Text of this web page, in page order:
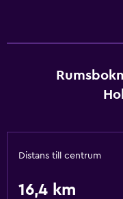
Distans till centrum
16,4 km